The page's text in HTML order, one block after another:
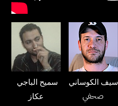
عكاز
سيف الكوساني
صحفي